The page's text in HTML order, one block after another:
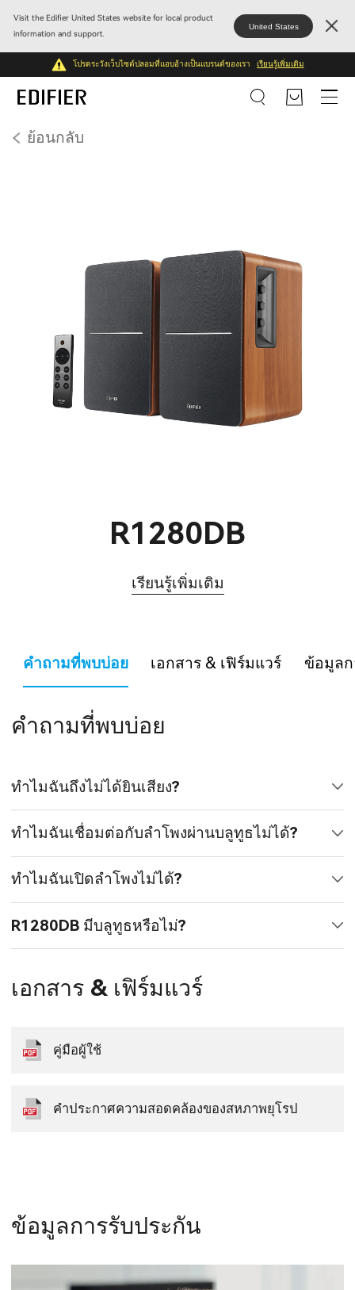
Visit the Edifier United States website for local product
information and support.
United States
โปรดระวังเว็บไซต์ปลอมที่แอบอ้างเป็นแบรนด์ของเรา เรียนรู้เพิ่มเติม
ย้อนกลับ
R1280DB
เรียนรู้เพิ่มเติม
คำถามที่พบบ่อย เอกสาร & เฟิร์มแวร์ ข้อมูลก
คำถามที่พบบ่อย
ทำไมฉันถึงไม่ได้ยินเสียง?
ทำไมฉันเชื่อมต่อกับลำโพงผ่านบลูทูธไม่ได้?
ทำไมฉันเปิดลำโพงไม่ได้?
R1280DB มีบลูทูธหรือไม่?
เอกสาร & เฟิร์มแวร์
คู่มือผู้ใช้
คำประกาศความสอดคล้องของสหภาพยุโรป
ข้อมูลการรับประกัน